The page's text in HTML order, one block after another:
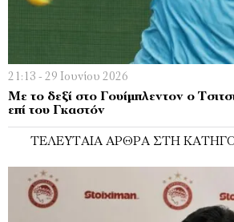
21:13 - 29 Ιουνίου 2026
Με το δεξί στο Γουίμπλεντον ο
επί του Γκαστόν
ΤΕΛΕΥΤΑΊΑ ΆΡΘΡΑ ΣΤΗ